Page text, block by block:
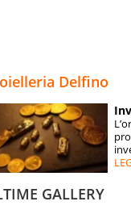
Delfino
GALLERY